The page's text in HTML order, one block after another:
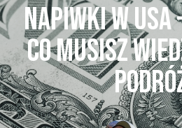
Napiwki w
co MUSISZ